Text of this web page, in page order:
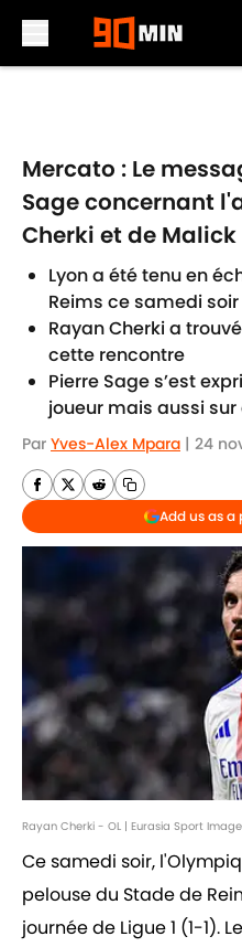
Mercato : Le
Sage concernant
Cherki et de
Lyon a été tenu en
Reims ce samedi soir
Rayan Cherki a
cette rencontre
Pierre Sage s’est
joueur mais aussi
Par Yves-Alex Mpara | 24
Add us as a
Rayan Cherki - OL | Eurasia Sport
Ce samedi soir,
pelouse du Stade de
journée de Ligue 1 (1-1).